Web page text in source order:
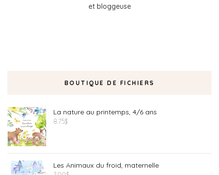
et bloggeuse
BOUTIQUE DE FICHIERS
La nature au printemps, 4/6 ans
8.75$
Les Animaux du froid, maternelle